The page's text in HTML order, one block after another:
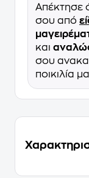
Απέκτησε
σου από
και
σου
ποικιλία